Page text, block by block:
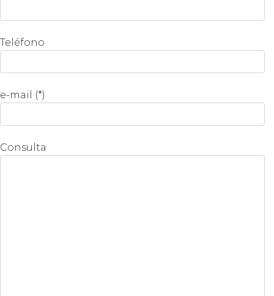
Teléfono
e-mail (*)
Consulta